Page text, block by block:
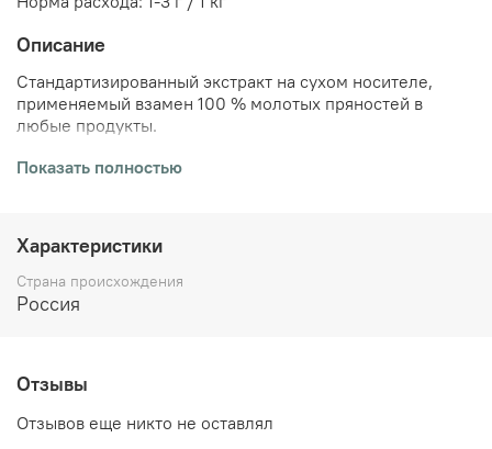
Описание
Стандартизированный экстракт на сухом носителе,
применяемый взамен 100 % молотых пряностей в
любые продукты.
Экстракт чеснока используется для придания вкуса и
аромата при изготовлении широкого ассортимента
колбасных изделий, кулинарных полуфабрикатов,
рубленых полуфабрикатов и шашлыков, соусов,
Преимущества:
Это важно в рецептурах варёных колбасных изделий,
Показать полностью
Характеристики
Страна происхождения
Россия
Отзывы
Отзывов еще никто не оставлял